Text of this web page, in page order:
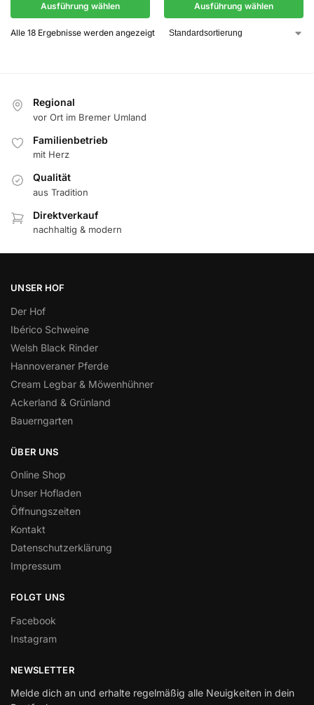
Ausführung wählen Ausführung wählen
Alle 18 Ergebnisse werden angezeigt
Regional
vor Ort im Bremer Umland
Familienbetrieb
mit Herz
Qualität
aus Tradition
Direktverkauf
nachhaltig & modern
UNSER HOF
Der Hof
Ibérico Schweine
Welsh Black Rinder
Hannoveraner Pferde
Cream Legbar & Möwenhühner
Ackerland & Grünland
Bauerngarten
ÜBER UNS
Online Shop
Unser Hofladen
Öffnungszeiten
Kontakt
Datenschutzerklärung
Impressum
FOLGT UNS
Facebook
Instagram
NEWSLETTER
Melde dich an und erhalte regelmäßig alle Neuigkeiten in dein